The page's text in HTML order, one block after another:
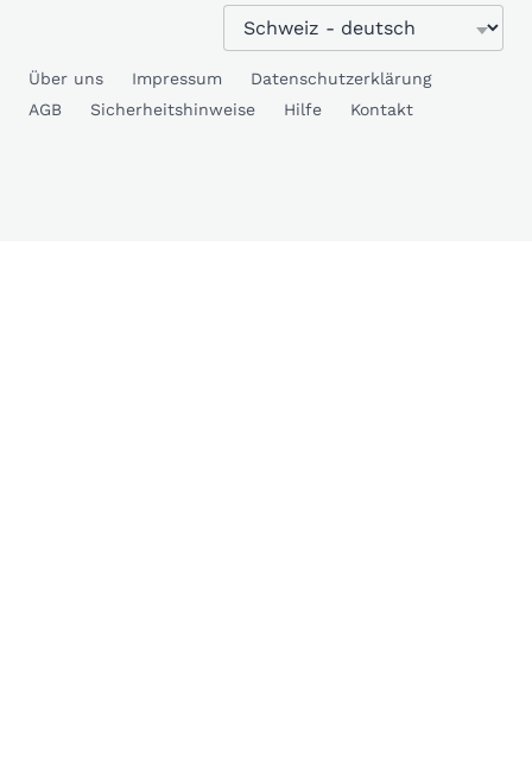
Über uns Impressum
Datenschutzerklärung
AGB
Sicherheitshinweise Hilfe Kontakt